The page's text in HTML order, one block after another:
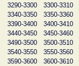
3290-3300
3300-3310
3340-3350
3350-3360
3390-3400
3400-3410
3440-3450
3450-3460
3490-3500
3500-3510
3540-3550
3550-3560
3590-3600
3600-3610